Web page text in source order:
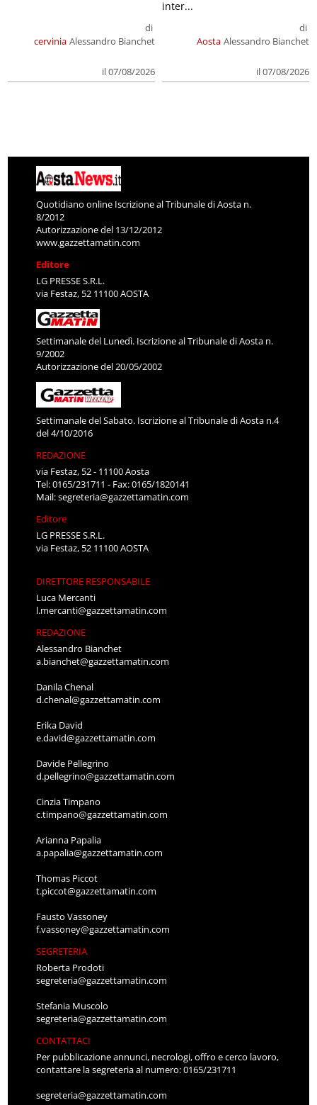
cervinia
di
Alessandro Bianchet
il 07/08/2026
Aosta
di
Alessandro Bianchet
il 07/08/2026
inter...
Quotidiano online Iscrizione al Tribunale di Aosta n.
8/2012
Autorizzazione del 13/12/2012
www.gazzettamatin.com
Editore
LG PRESSE S.R.L.
via Festaz, 52 11100 AOSTA
Settimanale del Lunedì. Iscrizione al Tribunale di Aosta n.
9/2002
Autorizzazione del 20/05/2002
Settimanale del Sabato. Iscrizione al Tribunale di Aosta n.4
del 4/10/2016
REDAZIONE
via Festaz, 52 - 11100 Aosta
Tel: 0165/231711 - Fax: 0165/1820141
Mail:segreteria@gazzettamatin.com
Editore
LG PRESSE S.R.L.
via Festaz, 52 11100 AOSTA
DIRETTORE RESPONSABILE
Luca Mercanti
l.mercanti@gazzettamatin.com
REDAZIONE
Alessandro Bianchet
a.bianchet@gazzettamatin.com
Danila Chenal
d.chenal@gazzettamatin.com
Erika David
e.david@gazzettamatin.com
Davide Pellegrino
d.pellegrino@gazzettamatin.com
Cinzia Timpano
c.timpano@gazzettamatin.com
Arianna Papalia
a.papalia@gazzettamatin.com
Thomas Piccot
t.piccot@gazzettamatin.com
Fausto Vassoney
f.vassoney@gazzettamatin.com
SEGRETERIA
Roberta Prodoti
segreteria@gazzettamatin.com
Stefania Muscolo
segreteria@gazzettamatin.com
CONTATTACI
Per pubblicazione annunci, necrologi, offro e cerco lavoro,
contattare la segreteria al numero: 0165/231711
segreteria@gazzettamatin.com